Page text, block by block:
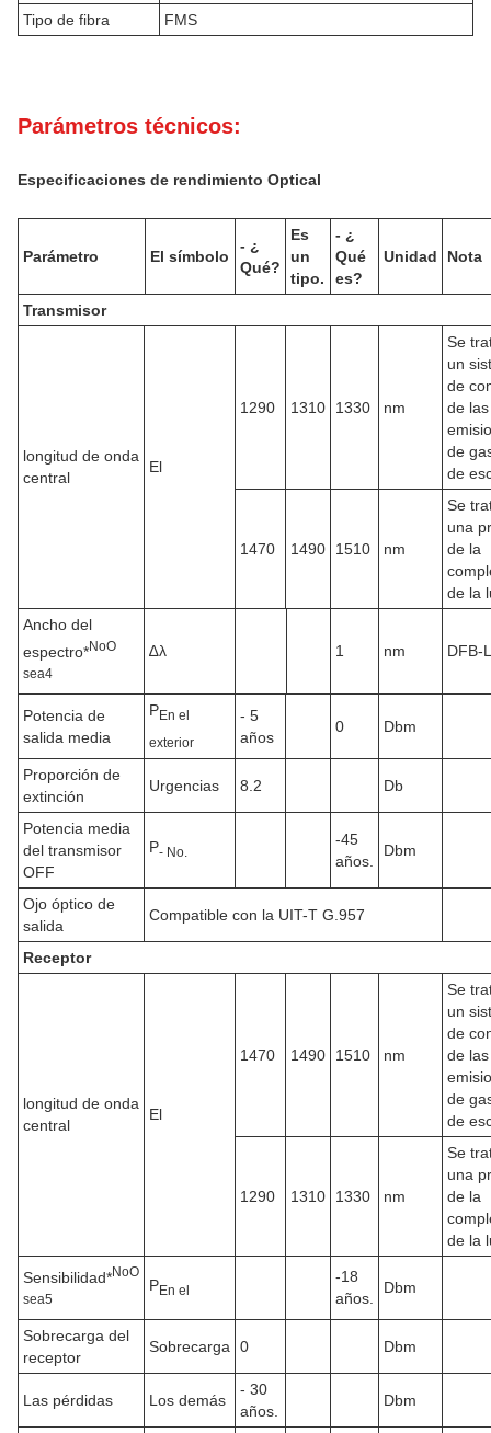
Tipo de fibra
FMS
Parámetros técnicos:
Especificaciones de rendimiento Optical
Parámetro El símbolo
- ¿
Qué?
Es
un
tipo.
- ¿
Qué
es?
Unidad Nota
Transmisor
longitud de onda
central
El
1290 1310 1330 nm
Se
un
de
de las
de
de
1470 1490 1510 nm
Se
una
de la
de la
Ancho del
espectro*NoO
sea4
∆λ 1 nm DFB-
Potencia de
salida media
PEn el
exterior
- 5
años
0 Dbm
Proporción de
extinción
Urgencias 8.2 Db
Potencia media
del transmisor
OFF
P- No.
-45
años.
Dbm
Ojo óptico de
salida
Compatible con la UIT-T G.957
Receptor
longitud de onda
central
El
1470 1490 1510 nm
Se
un
de
de las
de
de
1290 1310 1330 nm
Se
una
de la
de la
Sensibilidad*NoO
sea5
PEn el
-18
años.
Dbm
Sobrecarga del
receptor
Sobrecarga 0 Dbm
Las pérdidas Los demás
- 30
años.
Dbm